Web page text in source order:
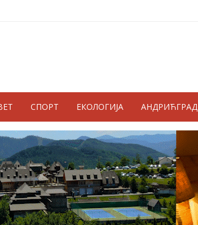
СПОРТ ЕКОЛОГИЈА АНДРИЋГРАД